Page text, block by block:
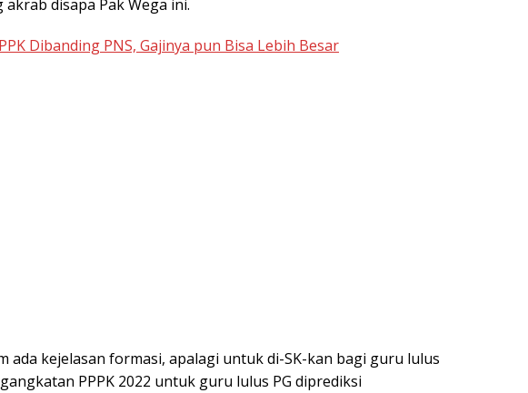
disapa Pak Wega ini.
Dibanding PNS, Gajinya pun Bisa Lebih Besar
ada kejelasan formasi, apalagi untuk di-SK-kan bagi guru lulus
PPPK 2022 untuk guru lulus PG diprediksi